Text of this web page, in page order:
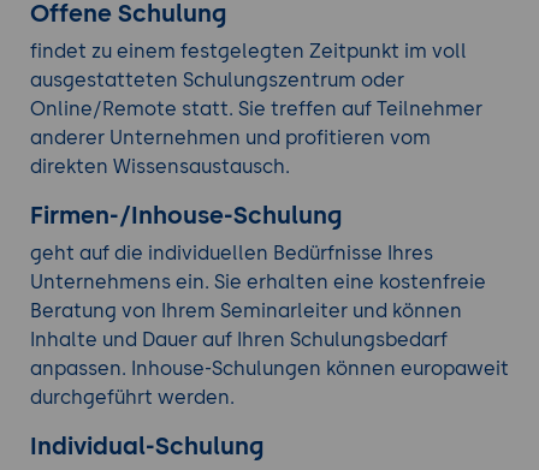
Offene Schulung
findet zu einem festgelegten Zeitpunkt im voll
ausgestatteten Schulungszentrum oder
Online/Remote statt. Sie treffen auf Teilnehmer
anderer Unternehmen und profitieren vom
direkten Wissensaustausch.
Firmen-/Inhouse-Schulung
geht auf die individuellen Bedürfnisse Ihres
Unternehmens ein. Sie erhalten eine kostenfreie
Beratung von Ihrem Seminarleiter und können
Inhalte und Dauer auf Ihren Schulungsbedarf
anpassen. Inhouse-Schulungen können europaweit
durchgeführt werden.
Individual-Schulung